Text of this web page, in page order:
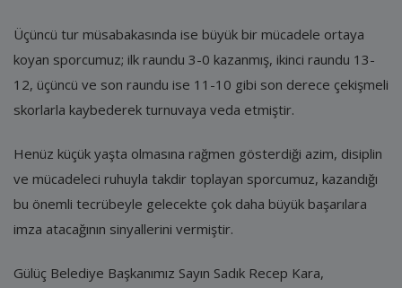
Üçüncü tur müsabakasında ise büyük bir mücadele ortaya
koyan sporcumuz; ilk raundu 3-0 kazanmış, ikinci raundu 13-
12, üçüncü ve son raundu ise 11-10 gibi son derece çekişmeli
skorlarla kaybederek turnuvaya veda etmiştir.
Henüz küçük yaşta olmasına rağmen gösterdiği azim, disiplin
ve mücadeleci ruhuyla takdir toplayan sporcumuz, kazandığı
bu önemli tecrübeyle gelecekte çok daha büyük başarılara
imza atacağının sinyallerini vermiştir.
Gülüç Belediye Başkanımız Sayın Sadık Recep Kara,